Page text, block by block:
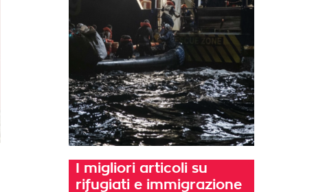
I migliori articoli su
rifugiati e immigrazione